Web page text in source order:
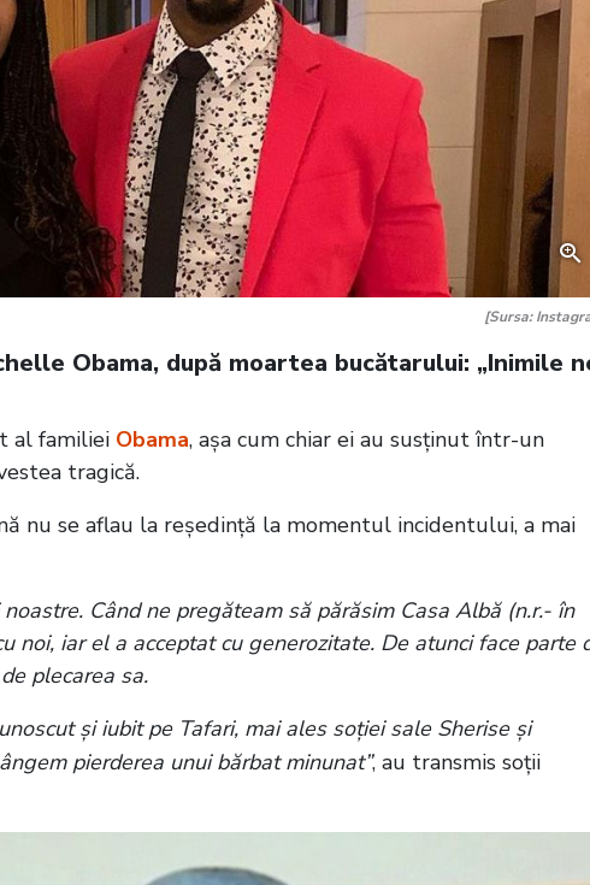
[Sursa:
Obama, după moartea bucătarului: „Inimile
al familiei Obama, așa cum chiar ei au susținut într-un
tragică.
nu se aflau la reședință la momentul incidentului, a mai
Când ne pregăteam să părăsim Casa Albă (n.r.- în
noi, iar el a acceptat cu generozitate. De atunci face parte
plecarea sa.
şi iubit pe Tafari, mai ales soţiei sale Sherise şi
pierderea unui bărbat minunat”, au transmis soţii